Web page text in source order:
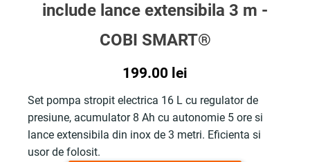
include lance extensibila 3 m -
COBI SMART®
199.00 lei
Set pompa stropit electrica 16 L cu regulator de
presiune, acumulator 8 Ah cu autonomie 5 ore si
lance extensibila din inox de 3 metri. Eficienta si
usor de folosit.